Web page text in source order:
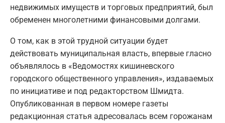
недвижимых имуществ и торговых предприятий, был
обременен многолетними финансовыми долгами.
О том, как в этой трудной ситуации будет
действовать муниципальная власть, впервые гласно
объявлялось в «Ведомостях кишиневского
городского общественного управления», издаваемых
по инициативе и под редакторством Шмидта.
Опубликованная в первом номере газеты
редакционная статья адресовалась всем горожанам